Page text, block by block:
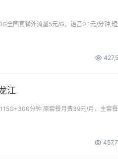
全国套餐外流量5元/G，语音0.1元/分钟,
江
分钟 原套餐月费39元/月，主套